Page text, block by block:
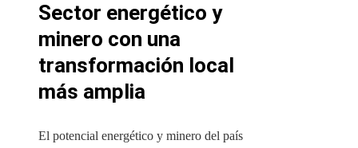
Sector energético y
minero con una
transformación local
más amplia
El potencial energético y minero del país